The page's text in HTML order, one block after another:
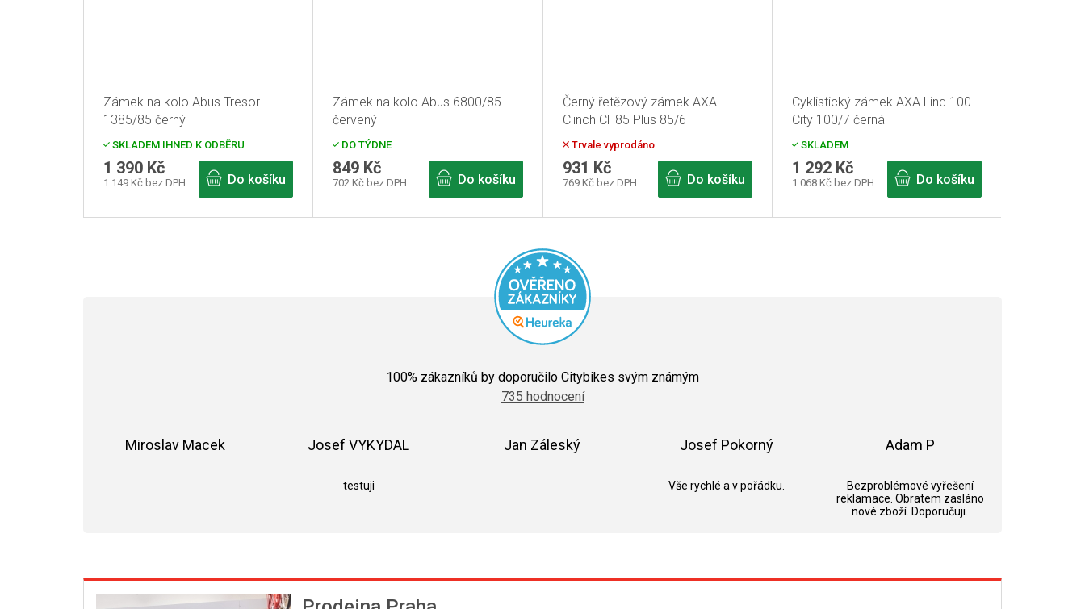
Zámek na kolo Abus Tresor
1385/85 černý
SKLADEM IHNED K ODBĚRU
1 149 Kč bez DPH
1 390 Kč
Do košíku
Zámek na kolo Abus 6800/85
červený
DO TÝDNE
702 Kč bez DPH
849 Kč
Do košíku
Černý řetězový zámek AXA
Clinch CH85 Plus 85/6
Trvale vyprodáno
769 Kč bez DPH
931 Kč
Do košíku
Cyklistický zámek AXA Linq 100
City 100/7 černá
SKLADEM
1 068 Kč bez DPH
1 292 Kč
Do košíku
hodnocení
obchodu
je
5
hvězdiček.
100% zákazníků by doporučilo Citybikes svým známým
735 hodnocení
Miroslav Macek Josef VYKYDAL
testuji
Jan Záleský Josef Pokorný
Vše rychlé a v pořádku.
Adam P
Bezproblémové vyřešení
reklamace. Obratem zasláno
nové zboží. Doporučuji.